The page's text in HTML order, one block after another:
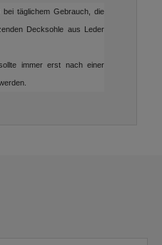
täglichem Gebrauch, die
Decksohle aus Leder
immer erst nach einer